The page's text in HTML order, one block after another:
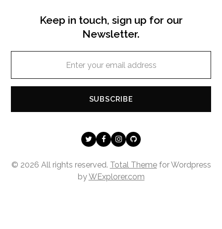
Keep in touch, sign up for our
Newsletter.
email
SUBSCRIBE
TwitterFacebook
Instagram
Github
© 2026 All rights reserved. Total Themefor Wordpress
byWExplorer.com